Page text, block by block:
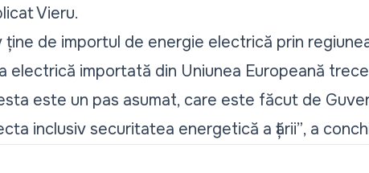
Vieru.
de importul de energie electrică prin
electrică importată din Uniunea Europeană
este un pas asumat, care este făcut de
inclusiv securitatea energetică a țării”, a